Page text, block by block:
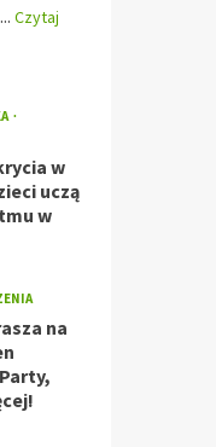
Czytaj
w
uczą
w
na